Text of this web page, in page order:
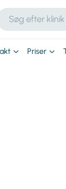
Priser